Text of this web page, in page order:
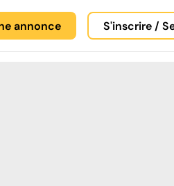
annonce S'inscrire /